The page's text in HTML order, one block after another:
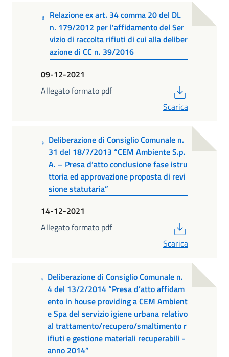
Relazione ex art. 34 comma 20 del DL
n. 179/2012 per l'affidamento del Ser
vizio di raccolta rifiuti di cui alla deliber
azione di CC n. 39/2016
09-12-2021
Allegato formato pdf
Scarica
Deliberazione di Consiglio Comunale n.
31 del 18/7/2013 “CEM Ambiente S.p.
A. – Presa d’atto conclusione fase istru
ttoria ed approvazione proposta di revi
sione statutaria”
14-12-2021
Allegato formato pdf
Scarica
Deliberazione di Consiglio Comunale n.
4 del 13/2/2014 “Presa d’atto affidam
ento in house providing a CEM Ambient
e Spa del servizio igiene urbana relativo
al trattamento/recupero/smaltimento r
ifiuti e gestione materiali recuperabili -
anno 2014”